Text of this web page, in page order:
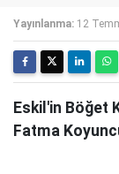
Yayınlanma: 12
Eskil'in Böğet
Fatma